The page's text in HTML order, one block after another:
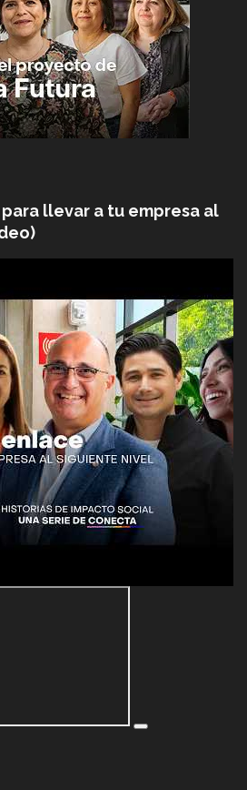
llevar a tu empresa al